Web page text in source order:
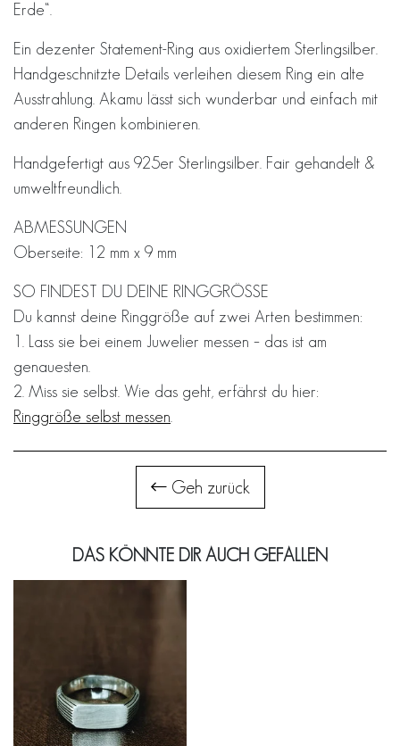
Erde“.
Ein dezenter Statement-Ring aus oxidiertem Sterlingsilber.
Handgeschnitzte Details verleihen diesem Ring ein alte
Ausstrahlung. Akamu lässt sich wunderbar und einfach mit
anderen Ringen kombinieren.
Handgefertigt aus 925er Sterlingsilber. Fair gehandelt &
umweltfreundlich.
ABMESSUNGEN
Oberseite: 12 mm x 9 mm
SO FINDEST DU DEINE RINGGRÖSSE
Du kannst deine Ringgröße auf zwei Arten bestimmen:
1. Lass sie bei einem Juwelier messen – das ist am
genauesten.
2. Miss sie selbst. Wie das geht, erfährst du hier:
Ringgröße selbst messen.
Geh zurück
DAS KÖNNTE DIR AUCH GEFALLEN